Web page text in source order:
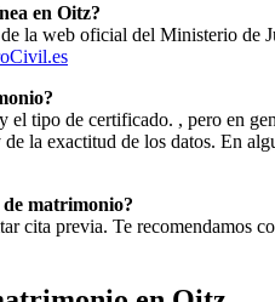
en Oitz?
la web oficial del Ministerio de
el tipo de certificado. , pero en
la exactitud de los datos. En
matrimonio?
cita previa. Te recomendamos